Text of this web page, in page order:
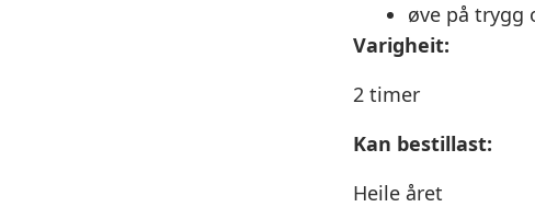
øve på trygg
Varigheit:
2 timer
Kan bestillast:
Heile året